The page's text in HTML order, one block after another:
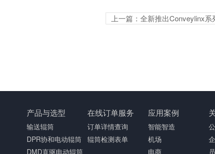
上一篇：全新推出Conveylinx
产品与选型
输送辊筒
DPR协和电动辊筒
DMD直驱电动辊筒
在线订单服务
订单详情查询
辊筒检测表单
应用案例
智能智造
机场
电商